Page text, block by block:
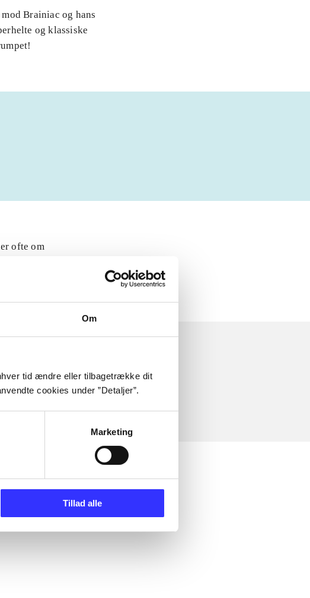
Om
tid ændre eller tilbagetrække dit
cookies under ”Detaljer”.
Marketing
Tillad alle
Brainiac og hans
og klassiske
ofte om